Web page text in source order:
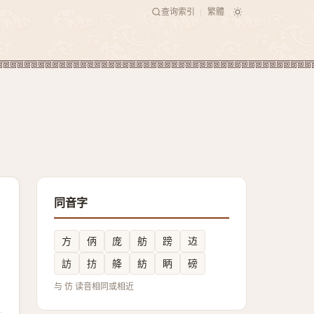
查询索引 繁體
同音字
方 㑂 庞 舫 䠙
䢍
訪
㧍 舽 紡 眪 磅
与 仿 读音相同或相近